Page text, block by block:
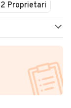
2 Proprietari